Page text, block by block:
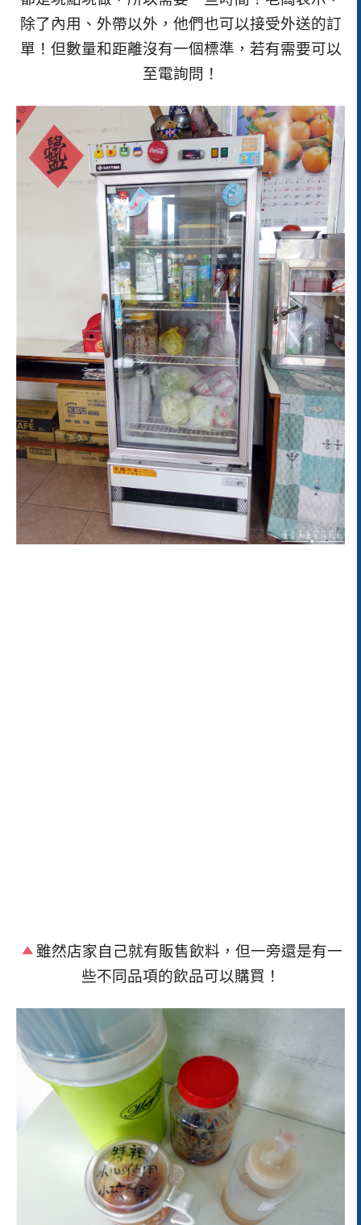
除了內用、外帶以外，他們也可以接受外送的訂
單！但數量和距離沒有一個標準，若有需要可以
至電詢問！
雖然店家自己就有販售飲料，但一旁還是有一
些不同品項的飲品可以購買！